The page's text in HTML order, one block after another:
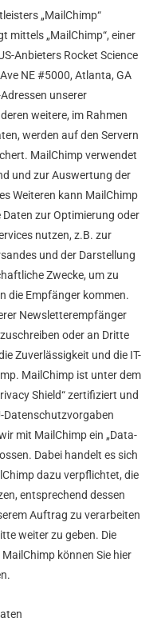
„MailChimp“
mittels „MailChimp“, einer
Anbieters Rocket Science
NE #5000, Atlanta, GA
unserer
weitere, im Rahmen
werden auf den Servern
MailChimp verwendet
und zur Auswertung der
Weiteren kann MailChimp
zur Optimierung oder
nutzen, z.B. zur
und der Darstellung
Zwecke, um zu
die Empfänger kommen.
Newsletterempfänger
oder an Dritte
Zuverlässigkeit und die IT-
MailChimp ist unter dem
Shield“ zertifiziert und
Datenschutzvorgaben
mit MailChimp ein „Data-
Dabei handelt es sich
dazu verpflichtet, die
entsprechend dessen
Auftrag zu verarbeiten
weiter zu geben. Die
können Sie hier